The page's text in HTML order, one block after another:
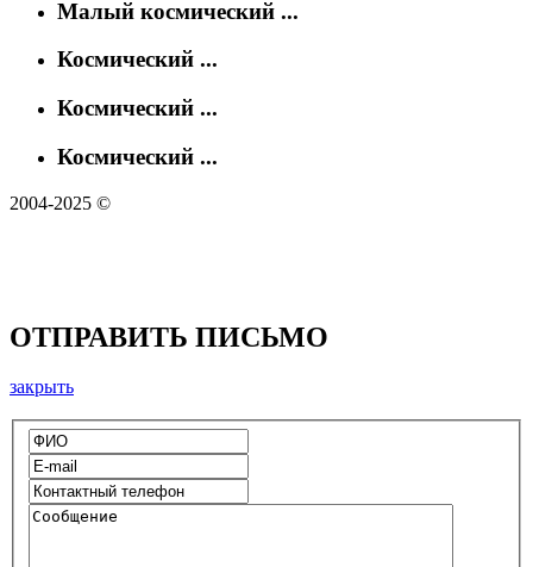
Малый космический ...
Космический ...
Космический ...
Космический ...
2004-2025 ©
ОТПРАВИТЬ ПИСЬМО
закрыть